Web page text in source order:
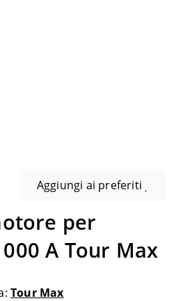
Aggiungi ai preferiti
per
A Tour Max
Tour Max